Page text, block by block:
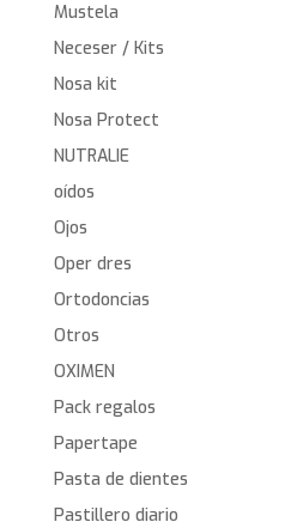
Mustela
Neceser / Kits
Nosa kit
Nosa Protect
NUTRALIE
oídos
Ojos
Oper dres
Ortodoncias
Otros
OXIMEN
Pack regalos
Papertape
Pasta de dientes
Pastillero diario